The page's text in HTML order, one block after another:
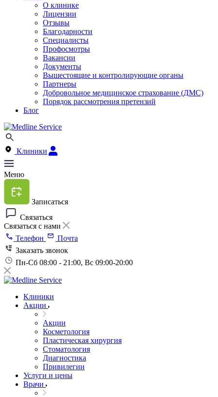
О клинике
Лицензии
Отзывы
Благодарности
Специалисты
Профосмотры
Вакансии
Документы
Вышестоящие и контролирующие органы
Партнеры
Добровольное медицинское страхование (ДМС)
Порядок рассмотрения претензий
Блог
Клиники
Меню
Записаться
Связаться
Связаться с нами
Телефон
Почта
Заказать звонок
Пн-Сб 08:00 - 21:00, Вс 09:00-20:00
Клиники
Акции
Акции
Косметология
Пластическая хирургия
Стоматология
Диагностика
Привилегии
Услуги и цены
Врачи